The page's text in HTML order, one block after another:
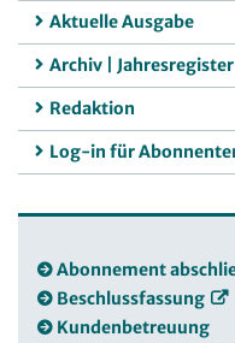
Aktuelle Ausgabe
Archiv | Jahresregister
Redaktion
Log-in für
Abonnement
Beschlussfassung
Kundenbetreuung